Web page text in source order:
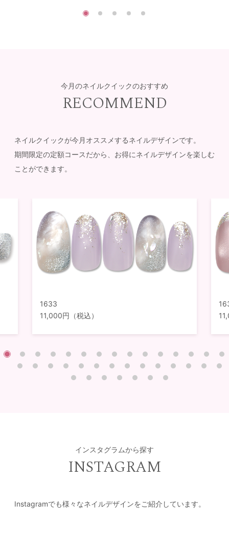
今月のネイルクイックのおすすめ
RECOMMEND
ネイルクイックが今月オススメするネイルデザインです。
期間限定の定額コースだから、お得にネイルデザインを楽しむ
ことができます。
1633
11,000円（税込）
インスタグラムから探す
INSTAGRAM
Instagramでも様々なネイルデザインをご紹介しています。